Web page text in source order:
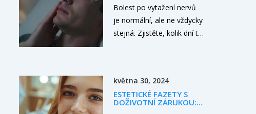
rovnátka. Rozhodl jsem se
prozkoumat, jak fazety
fungují, jaké jsou jejich
rozhodnutím pro tento
zákrok. Připojte se ke mně
VĚDĚT
Bolest po vytažení nervů
je normální, ale ne vždycky
stejná. Zjistěte, kolik dní to
potřebujete vědět, bez
technického žargonu.
května 30, 2024
ESTETICKÉ FAZETY S
DOŽIVOTNÍ ZÁRUKOU: